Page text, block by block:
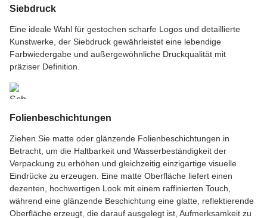
Siebdruck
Eine ideale Wahl für gestochen scharfe Logos und detaillierte
Kunstwerke, der Siebdruck gewährleistet eine lebendige
Farbwiedergabe und außergewöhnliche Druckqualität mit
präziser Definition.
Folienbeschichtungen
Ziehen Sie matte oder glänzende Folienbeschichtungen in
Betracht, um die Haltbarkeit und Wasserbeständigkeit der
Verpackung zu erhöhen und gleichzeitig einzigartige visuelle
Eindrücke zu erzeugen. Eine matte Oberfläche liefert einen
dezenten, hochwertigen Look mit einem raffinierten Touch,
während eine glänzende Beschichtung eine glatte, reflektierende
Oberfläche erzeugt, die darauf ausgelegt ist, Aufmerksamkeit zu